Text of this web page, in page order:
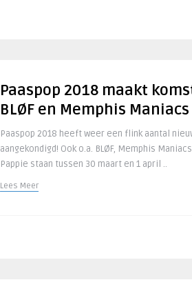
Paaspop 2018 maakt
BLØF en Memphis
Paaspop 2018 heeft weer een flink aantal
aangekondigd! Ook o.a. BLØF, Memphis
Pappie staan tussen 30 maart en 1 april ..
Lees Meer